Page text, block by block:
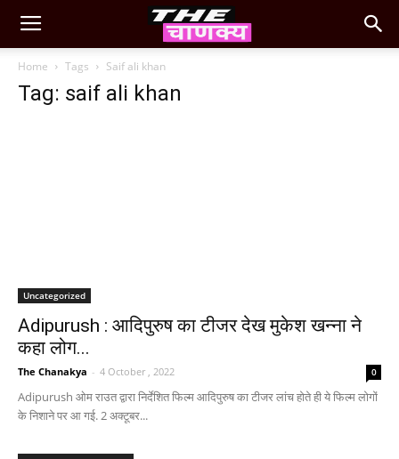
Home Tags Saif ali khan
Tag: saif ali khan
Uncategorized
Adipurush : आदिपुरुष का टीजर देख मुकेश खन्ना ने
कहा लोग...
The Chanakya - 4 October , 2022 0
Adipurush ओम राउत द्वारा निर्देशित फिल्म आदिपुरुष का टीजर लांच होते ही ये फिल्म लोगों
के निशाने पर आ गई. 2 अक्टूबर...